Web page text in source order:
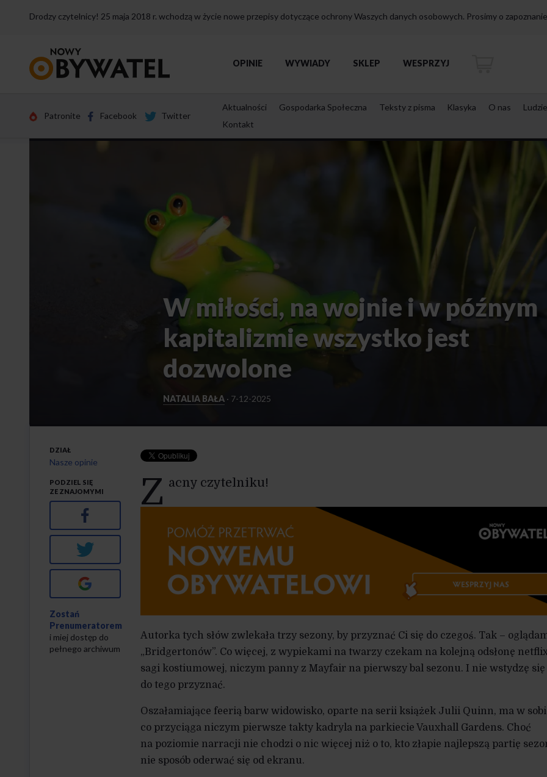
Drodzy czytelnicy! 25 maja 2018 r. wchodzą w życie nowe przepisy dotyczące ochrony Waszych danych osobowych. Prosimy o
strony
OPINIE WYWIADY SKLEP WESPRZYJ
Patronite Facebook Twitter
Aktualności Gospodarka Społeczna Teksty z pisma Klasyka O nas
Ludzie
Kontakt
W miłości, na wojnie i w późnym
kapitalizmie wszystko jest
dozwolone
NATALIA BAŁA · 7-12-2025
Z acny czytelniku!
Autorka tych słów zwlekała trzy sezony, by przyznać Ci się do czegoś. Tak –
„Bridgertonów”. Co więcej, z wypiekami na twarzy czekam na kolejną odsłonę
sagi kostiumowej, niczym panny z Mayfair na pierwszy bal sezonu. I nie wstydzę się
do tego przyznać.
Oszałamiające feerią barw widowisko, oparte na serii książek Julii Quinn, ma w
co przyciąga niczym pierwsze takty kadryla na parkiecie Vauxhall Gardens. Choć
na poziomie narracji nie chodzi o nic więcej niż o to, kto złapie najlepszą partię
nie sposób oderwać się od ekranu.
DZIAŁ
Nasze opinie
PODZIEL SIĘ
ZE ZNAJOMYMI
Facebook
Twitter
Zostań
Prenumeratorem
i miej dostęp do
pełnego archiwum